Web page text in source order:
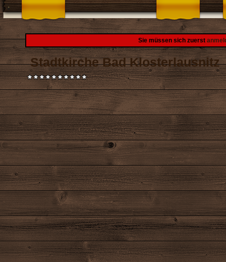
Sie müssen sich zuerst
Stadtkirche Bad Klosterlausnitz